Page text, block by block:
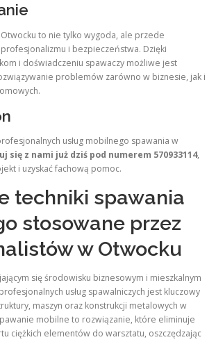
to nie tylko wygoda, ale przede
i bezpieczeństwa. Dzięki
i doświadczeniu spawaczy możliwe jest
problemów zarówno w biznesie, jak i
usług mobilnego spawania w
się z nami już dziś pod numerem 570933114,
i uzyskać fachową pomoc.
techniki spawania
stosowane przez
w Otwocku
się środowisku biznesowym i mieszkalnym
usług spawalniczych jest kluczowy
maszyn oraz konstrukcji metalowych w
mobilne to rozwiązanie, które eliminuje
ciężkich elementów do warsztatu, oszczędzając